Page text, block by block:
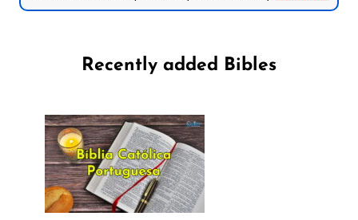
Recently added Bibles